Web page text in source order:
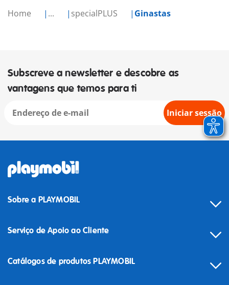
Home ... specialPLUS Ginastas
Subscreve a newsletter e descobre as
vantagens que temos para ti
Iniciar sessão
Sobre a PLAYMOBIL
Serviço de Apoio ao Cliente
Catálogos de produtos PLAYMOBIL